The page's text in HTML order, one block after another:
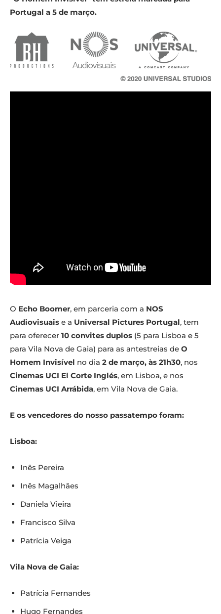
Portugal a 5 de março.
O Echo Boomer, em parceria com a NOS
Audiovisuais e a Universal Pictures Portugal, tem
para oferecer 10 convites duplos (5 para Lisboa e 5
para Vila Nova de Gaia) para as antestreias de O
Homem Invisível no dia 2 de março, às 21h30, nos
Cinemas UCI El Corte Inglés, em Lisboa, e nos
Cinemas UCI Arrábida, em Vila Nova de Gaia.
E os vencedores do nosso passatempo foram:
Lisboa:
Inês Pereira
Inês Magalhães
Daniela Vieira
Francisco Silva
Patrícia Veiga
Vila Nova de Gaia:
Patrícia Fernandes
Hugo Fernandes